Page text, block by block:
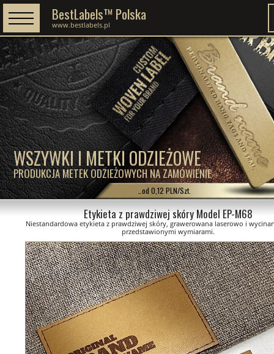
WSZYWKI I METKI ODZIEŻOWE
PRODUKCJA METEK ODZIEŻOWYCH NA ZAMÓWIENIE
BestLabels™ Polska
www.bestlabels.pl
…od 0,12 PLN/Szt.
Etykieta z prawdziwej skóry Model EP-M68
Niestandardowa etykieta z prawdziwej skóry, grawerowana laserowo i
przedstawionymi wymiarami.